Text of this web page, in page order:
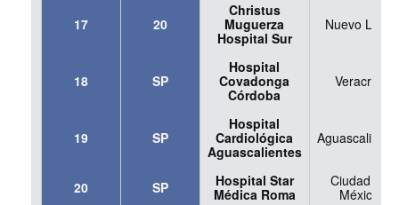
17 20
Christus
Muguerza
Hospital Sur
Nuevo León
18 SP
Hospital
Covadonga
Córdoba
Veracruz
19 SP
Hospital
Cardiológica
Aguascalientes
20 SP
Hospital Star
Médica Roma
Ciudad de
México